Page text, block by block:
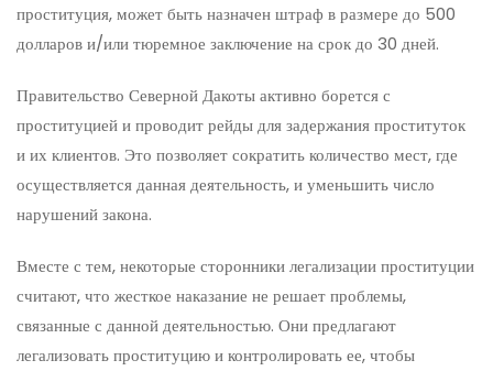
проституция, может быть назначен штраф в размере до 500
долларов и/или тюремное заключение на срок до 30 дней.
Правительство Северной Дакоты активно борется с
проституцией и проводит рейды для задержания проституток
и их клиентов. Это позволяет сократить количество мест, где
осуществляется данная деятельность, и уменьшить число
нарушений закона.
Вместе с тем, некоторые сторонники легализации проституции
считают, что жесткое наказание не решает проблемы,
связанные с данной деятельностью. Они предлагают
легализовать проституцию и контролировать ее, чтобы